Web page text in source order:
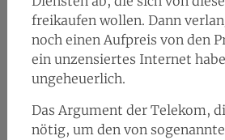
freikaufen wollen. Dann
noch einen Aufpreis von den
ein unzensiertes Internet
ungeheuerlich.
Das Argument der Telekom,
nötig, um den von